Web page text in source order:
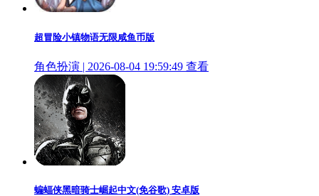
超冒险小镇物语无限咸鱼币版
角色扮演 | 2026-08-04 19:59:49 查看
蝙蝠侠黑暗骑士崛起中文(免谷歌) 安卓版